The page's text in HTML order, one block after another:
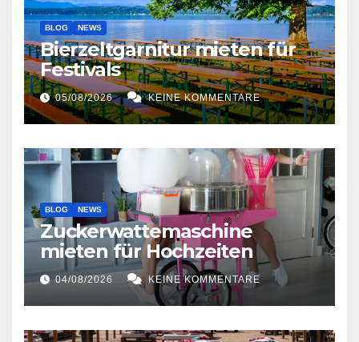
BLOG NEWS
Bierzeltgarnitur mieten für
Festivals
05/08/2026 KEINE KOMMENTARE
BLOG NEWS
Zuckerwattemaschine
mieten für Hochzeiten
04/08/2026 KEINE KOMMENTARE